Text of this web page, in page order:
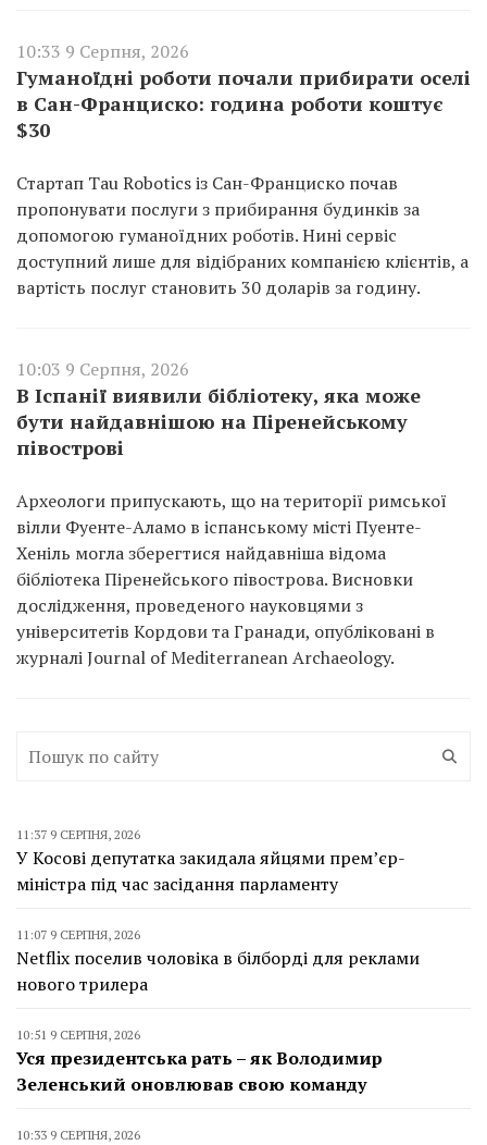
10:33 9 Серпня, 2026
Гуманоїдні роботи почали прибирати оселі
в Сан-Франциско: година роботи коштує
$30
Стартап Tau Robotics із Сан-Франциско почав
пропонувати послуги з прибирання будинків за
допомогою гуманоїдних роботів. Нині сервіс
доступний лише для відібраних компанією клієнтів, а
вартість послуг становить 30 доларів за годину.
10:03 9 Серпня, 2026
В Іспанії виявили бібліотеку, яка може
бути найдавнішою на Піренейському
півострові
Археологи припускають, що на території римської
вілли Фуенте-Аламо в іспанському місті Пуенте-
Хеніль могла зберегтися найдавніша відома
бібліотека Піренейського півострова. Висновки
дослідження, проведеного науковцями з
університетів Кордови та Гранади, опубліковані в
журналі Journal of Mediterranean Archaeology.
11:37 9 СЕРПНЯ, 2026
У Косові депутатка закидала яйцями прем’єр-
міністра під час засідання парламенту
11:07 9 СЕРПНЯ, 2026
Netflix поселив чоловіка в білборді для реклами
нового трилера
10:51 9 СЕРПНЯ, 2026
Уся президентська рать – як Володимир
Зеленський оновлював свою команду
10:33 9 СЕРПНЯ, 2026